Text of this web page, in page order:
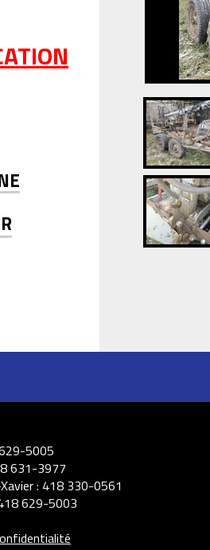
5005
631-3977
: 418 330-0561
629-5003